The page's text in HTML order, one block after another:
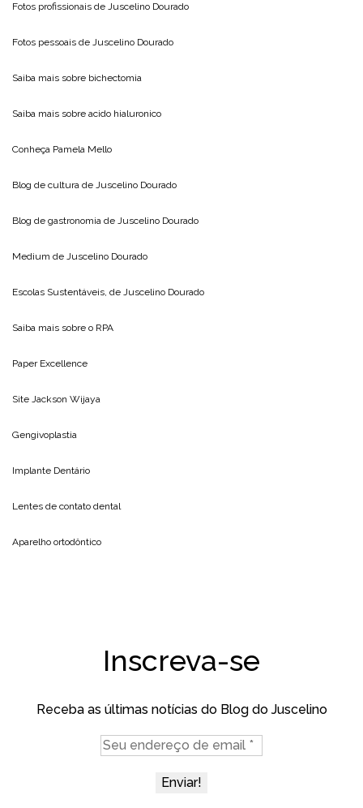
Fotos profissionais de Juscelino Dourado
Fotos pessoais de Juscelino Dourado
Saiba mais sobre bichectomia
Saiba mais sobre acido hialuronico
Conheça Pamela Mello
Blog de cultura de Juscelino Dourado
Blog de gastronomia de Juscelino Dourado
Medium de Juscelino Dourado
Escolas Sustentáveis, de Juscelino Dourado
Saiba mais sobre o RPA
Paper Excellence
Site Jackson Wijaya
Gengivoplastia
Implante Dentário
Lentes de contato dental
Aparelho ortodôntico
Inscreva-se
Receba as últimas notícias do Blog do Juscelino